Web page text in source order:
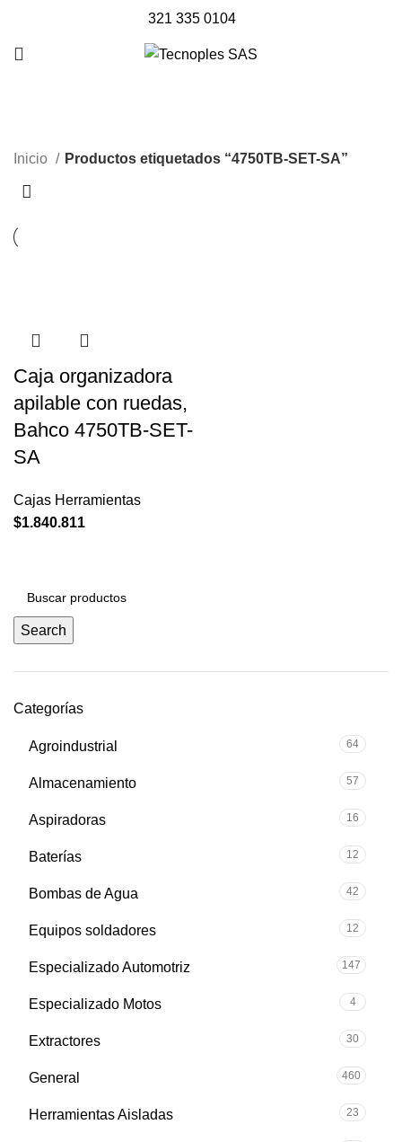
321 335 0104
Search
Categorías
Agroindustrial 64
Almacenamiento 57
Aspiradoras 16
Baterías 12
Bombas de Agua 42
Equipos soldadores 12
Especializado Automotriz 147
Especializado Motos 4
Extractores 30
General 460
Herramientas Aisladas 23
Inicio Productos etiquetados “4750TB-SET-SA”
Caja organizadora
apilable con ruedas,
Bahco 4750TB-SET-
SA
Cajas Herramientas
$1.840.811